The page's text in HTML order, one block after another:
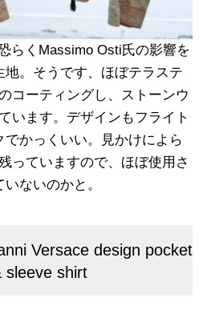
らくMassimo Osti氏の影響を
地。そうです、ほぼテラステ
コーティングし、ストーンウ
います。デザインもフライト
でかっくいい。見かけによら
っていますので、ほぼ使用さ
いないのかと。
Versace design pocket
sleeve shirt